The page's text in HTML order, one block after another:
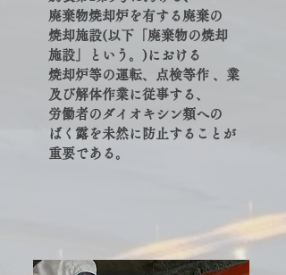
廃棄物焼却炉を有する廃棄の
焼却施設(以下「廃棄物の焼却
施設」という。)における
焼却炉等の運転、点検等作 、業
及び解体作業に従事する、
労働者のダイオキシン類への
ばく露を未然に防止することが
重要である。